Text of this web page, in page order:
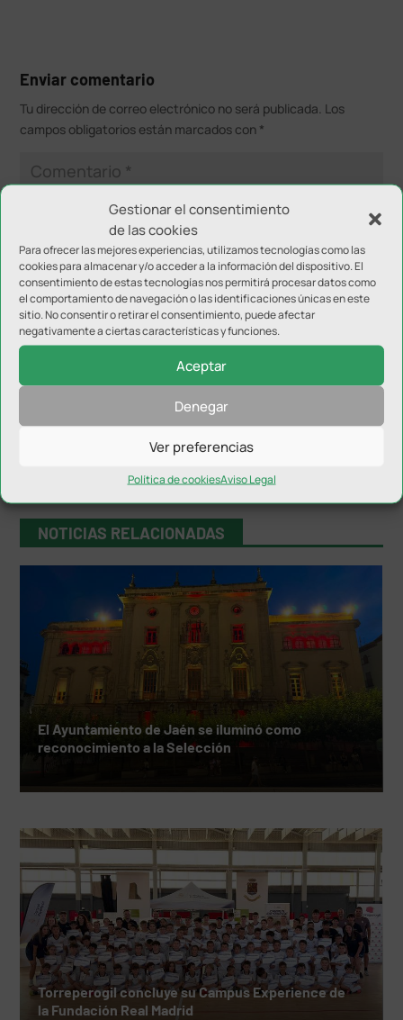
Gestionar el consentimiento
de las cookies
Para ofrecer las mejores experiencias, utilizamos tecnologías como las
cookies para almacenar y/o acceder a la información del dispositivo. El
consentimiento de estas tecnologías nos permitirá procesar datos como
el comportamiento de navegación o las identificaciones únicas en este
sitio. No consentir o retirar el consentimiento, puede afectar
negativamente a ciertas características y funciones.
Aceptar
Denegar
Ver preferencias
Política de cookiesAviso Legal
Enviar comentario
Tu dirección de correo electrónico no será publicada. Los
campos obligatorios están marcados con *
NOTICIAS RELACIONADAS
El Ayuntamiento de Jaén se iluminó como
reconocimiento a la Selección
Torreperogil concluye su Campus Experience de
la Fundación Real Madrid